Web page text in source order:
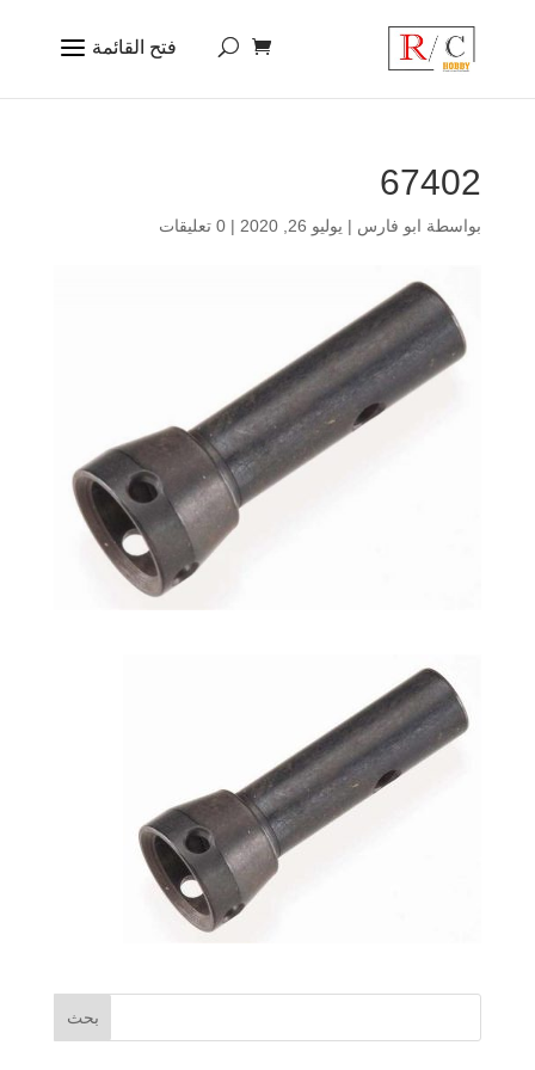
67402
بواسطة ابو فارس | يوليو 26, 2020 | 0 تعليقات